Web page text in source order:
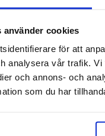
använder cookies
för att
analysera vår trafik.
och annons- och
som du har
Lager i Sverige